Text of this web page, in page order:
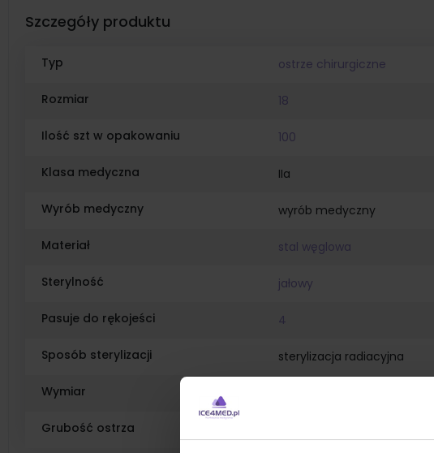
Szczegóły produktu
Typ ostrze chirurgiczne
Rozmiar 18
Ilość szt w opakowaniu 100
Klasa medyczna IIa
Wyrób medyczny wyrób medyczny
Materiał stal węglowa
Sterylność jałowy
Pasuje do rękojeści 4
Sposób sterylizacji sterylizacja radiacyjna
Wymiar
Grubość ostrza